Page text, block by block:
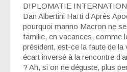
DIPLOMATIE
Dan Albertini Haïti d’Après
pourquoi manno Macron ne
famille, en vacances, comme
président, est-ce la faute de la
écart inversé à la rencontre
? Ah, si on ne déguste, plus